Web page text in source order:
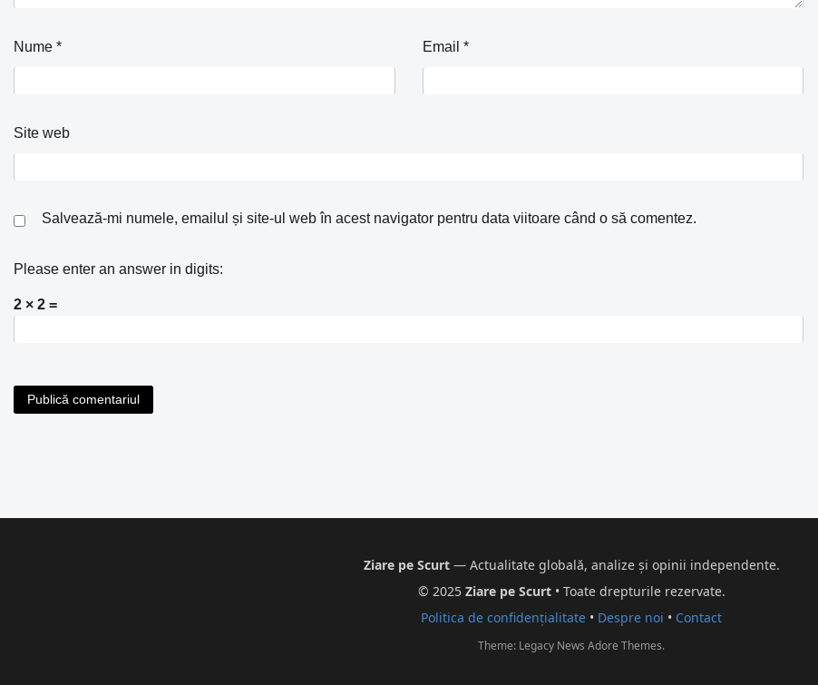
Nume * Email *
Site web
Salvează-mi numele, emailul și site-ul web în acest navigator pentru data viitoare când o să comentez.
Please enter an answer in digits:
2 × 2 =
Ziare pe Scurt— Actualitate globală, analize și opinii independente.
© 2025 Ziare pe Scurt• Toate drepturile rezervate.
Politica de confidențialitate • Despre noi • Contact
Theme: Legacy News Adore Themes.